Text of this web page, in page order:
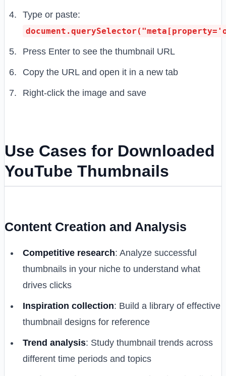
Type or paste:
Press Enter to see the thumbnail URL
Copy the URL and open it in a new tab
Right-click the image and save
Use Cases for Downloaded
YouTube Thumbnails
Content Creation and Analysis
Competitive research: Analyze successful
thumbnails in your niche to understand what
drives clicks
Inspiration collection: Build a library of effective
thumbnail designs for reference
Trend analysis: Study thumbnail trends across
different time periods and topics